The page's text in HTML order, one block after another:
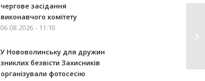
чергове засідання
виконавчого комітету
06.08.2026 - 11:10
У Нововолинську для дружин
зниклих безвісти Захисників
організували фотосесію